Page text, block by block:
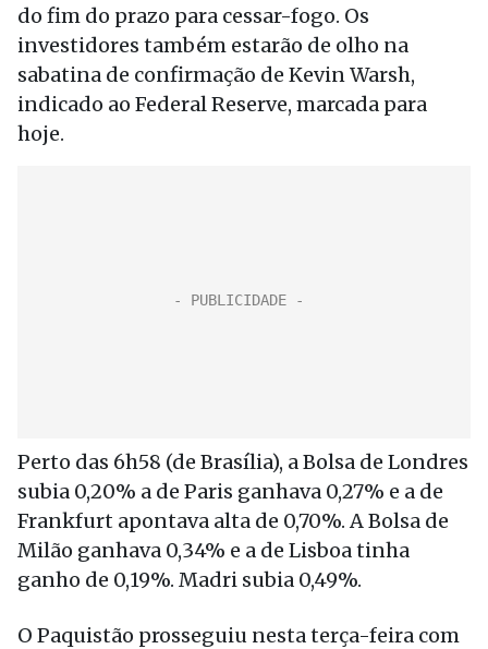
do fim do prazo para cessar-fogo. Os
investidores também estarão de olho na
sabatina de confirmação de Kevin Warsh,
indicado ao Federal Reserve, marcada para
hoje.
Perto das 6h58 (de Brasília), a Bolsa de Londres
subia 0,20% a de Paris ganhava 0,27% e a de
Frankfurt apontava alta de 0,70%. A Bolsa de
Milão ganhava 0,34% e a de Lisboa tinha
ganho de 0,19%. Madri subia 0,49%.
O Paquistão prosseguiu nesta terça-feira com